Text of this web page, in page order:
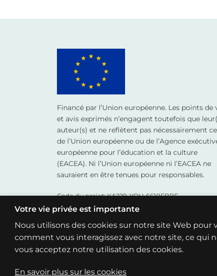
Financé par l’Union européenne. Les points de
et avis exprimés n’engagent toutefois que
auteur(s) et ne reflètent pas nécessairement
de l’Union européenne ou de l’Agence
européenne pour l’éducation et la culture
(EACEA). Ni l’Union européenne ni l’EACEA ne
sauraient en être tenues pour responsables.
Code du projet: KA220-YOU-6610FBBE
Copyright 2026 ©AlexBot
Votre vie privée est importante
Nous utilisons des cookies sur notre site Web
comment vous interagissez avec notre site, ce qui
vous acceptez notre utilisation des cookies.
En savoir plus sur les cookies